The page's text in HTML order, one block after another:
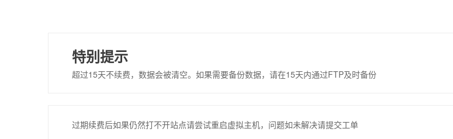
特别提示
超过15天不续费，数据会被清空。如果需要备份数据，请在15天内通过FTP及时备份
过期续费后如果仍然打不开站点请尝试重启虚拟主机，问题如未解决请提交工单